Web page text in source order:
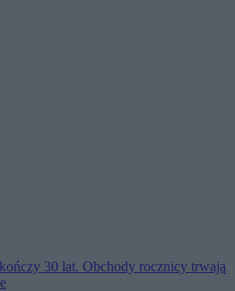
30 lat. Obchody rocznicy trwają